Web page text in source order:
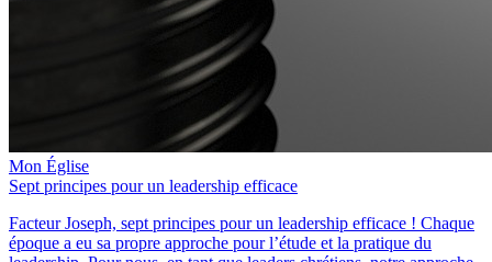
Mon Église
Sept principes pour un leadership efficace
Facteur Joseph, sept principes pour un leadership efficace ! Chaque
époque a eu sa propre approche pour l’étude et la pratique du